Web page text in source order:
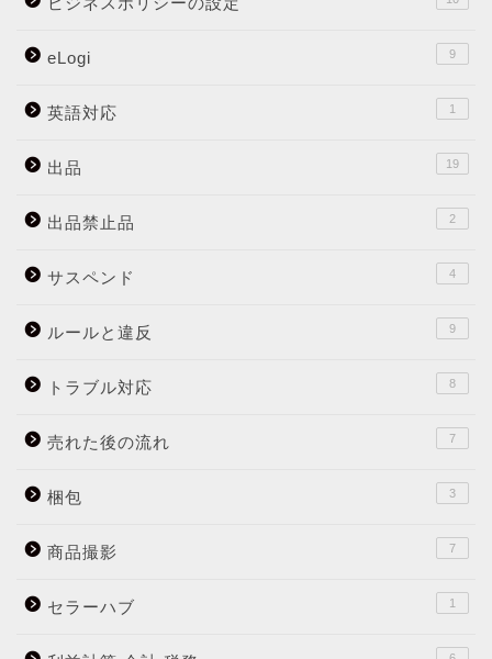
eLogi 9
英語対応 1
出品 19
出品禁止品 2
サスペンド 4
ルールと違反 9
トラブル対応 8
売れた後の流れ 7
梱包 3
商品撮影 7
セラーハブ 1